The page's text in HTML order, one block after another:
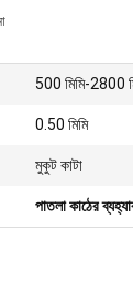
500 মিমি-2800
0.50 মিমি
মুকুট কাটা
পাতলা কাঠের